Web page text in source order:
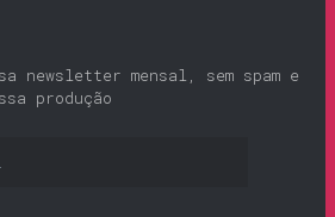
newsletter mensal, sem spam e
produção